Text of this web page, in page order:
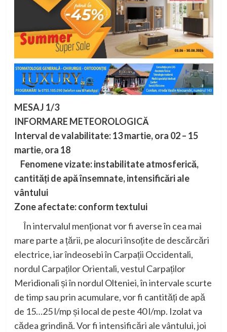
MESAJ 1/3
INFORMARE METEOROLOGICĂ
Interval de valabilitate: 13 martie, ora 02 – 15
martie, ora 18
Fenomene vizate: instabilitate atmosferică,
cantități de apă însemnate, intensificări ale
vântului
Zone afectate: conform textului
În intervalul menționat vor fi averse în cea mai
mare parte a țării, pe alocuri însoțite de descărcări
electrice, iar îndeosebi în Carpații Occidentali,
nordul Carpaților Orientali, vestul Carpaților
Meridionali și în nordul Olteniei, în intervale scurte
de timp sau prin acumulare, vor fi cantități de apă
de 15…25 l/mp și local de peste 40 l/mp. Izolat va
cădea grindină. Vor fi intensificări ale vântului, joi